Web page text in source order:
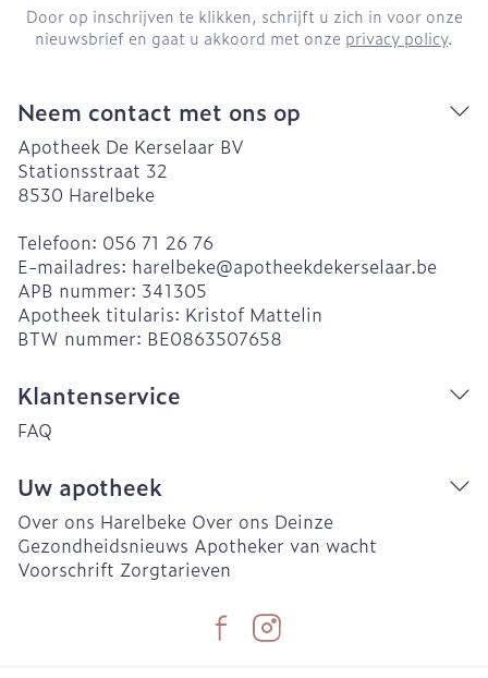
Door op inschrijven te klikken, schrijft u zich in voor onze
nieuwsbrief en gaat u akkoord met onze privacy policy.
Neem contact met ons op
Apotheek De Kerselaar BV
Stationsstraat 32
8530 Harelbeke
Telefoon: 056 71 26 76
E-mailadres: harelbeke@apotheekdekerselaar.be
APB nummer: 341305
Apotheek titularis: Kristof Mattelin
BTW nummer: BE0863507658
Klantenservice
FAQ
Uw apotheek
Over ons Harelbeke Over ons Deinze
Gezondheidsnieuws Apotheker van wacht
Voorschrift Zorgtarieven